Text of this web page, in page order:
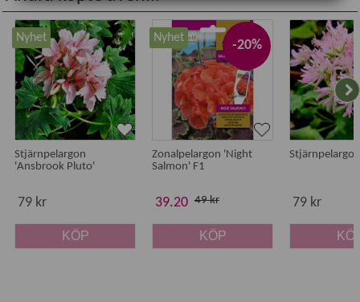
OBS! Läs mer om leveransinformation av levande växterhär.
Nyhet
Stjärnpelargon
'Ansbrook Pluto'
79 kr
KÖP
-20%
Nyhet
Zonalpelargon 'Night
Salmon' F1
39.20 49 kr
KÖP
79 kr